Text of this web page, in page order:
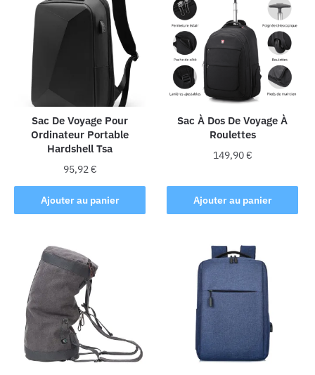
Sac De Voyage Pour
Ordinateur Portable
Hardshell Tsa
95,92€
Ajouter au panier
Sac À Dos De Voyage À
Roulettes
149,90€
Ajouter au panier